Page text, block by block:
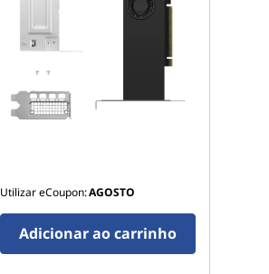
Utilizar eCoupon:AGOSTO
Adicionar ao carrinho